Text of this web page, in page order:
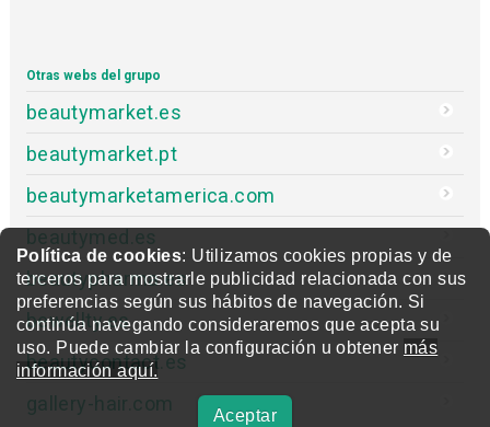
Política de cookies: Utilizamos cookies propias y de
terceros para mostrarle publicidad relacionada con sus
preferencias según sus hábitos de navegación. Si
continúa navegando consideraremos que acepta su
uso. Puede cambiar la configuración u obtener más
información aquí.
Aceptar
Otras webs del grupo
beautymarket.es
beautymarket.pt
beautymarketamerica.com
beautymed.es
beautypharma.es
bewellty.es
beautycontact.es
gallery-hair.com